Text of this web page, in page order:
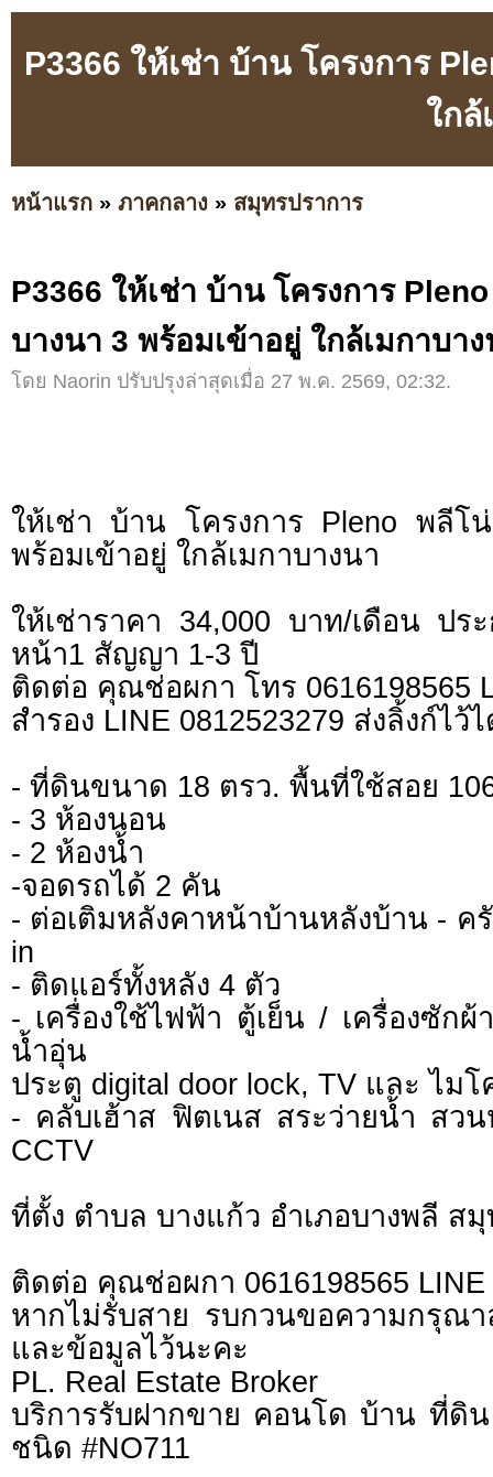
P3366 ให้เช่า บ้าน โครงการ
ใกล้
หน้าแรก » ภาคกลาง » สมุทรปราการ
P3366 ให้เช่า บ้าน โครงการ
บางนา 3 พร้อมเข้าอยู่ ใกล้เมกาบา
โดย Naorin ปรับปรุงล่าสุดเมื่อ 27 พ.ค. 2569, 02:32.
ให้เช่า บ้าน โครงการ Pleno พลีโ
พร้อมเข้าอยู่ ใกล้เมกาบางนา
ให้เช่าราคา 34,000 บาท/เดือน ปร
หน้า1 สัญญา 1-3 ปี
ติดต่อ คุณช่อผกา โทร 0616198565
สำรอง LINE 0812523279 ส่งลิ้งก์ไว้ไ
- ที่ดินขนาด 18 ตรว. พื้นที่ใช้สอย
- 3 ห้องนอน
- 2 ห้องน้ำ
-จอดรถได้ 2 คัน
- ต่อเติมหลังคาหน้าบ้านหลังบ้าน - ค
in
- ติดแอร์ทั้งหลัง 4 ตัว
- เครื่องใช้ไฟฟ้า ตู้เย็น / เครื่องซักผ้
น้ำอุ่น
ประตู digital door lock, TV และ ไมโ
- คลับเฮ้าส ฟิตเนส สระว่ายน้ำ สว
CCTV
ที่ตั้ง ตำบล บางแก้ว อำเภอบางพลี ส
ติดต่อ คุณช่อผกา 0616198565 LINE
หากไม่รับสาย รบกวนขอความกรุณ
และข้อมูลไว้นะคะ
PL. Real Estate Broker
บริการรับฝากขาย คอนโด บ้าน ที่ดิ
ชนิด #NO711